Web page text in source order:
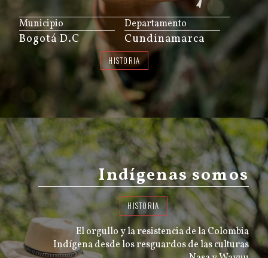
JS map by amCharts
Municipio
Bogotá D.C
Departamento
Cundinamarca
HISTORIA
Indígenas somos
HISTORIA
El orgullo y la resistencia de la Colombia
Indígena desde los resguardos de las culturas